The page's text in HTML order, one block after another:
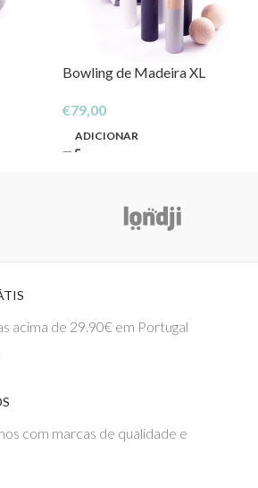
Bowling de Madeira XL
€79,00
ADICIONAR
acima de 29.90€ em Portugal
com marcas de qualidade e